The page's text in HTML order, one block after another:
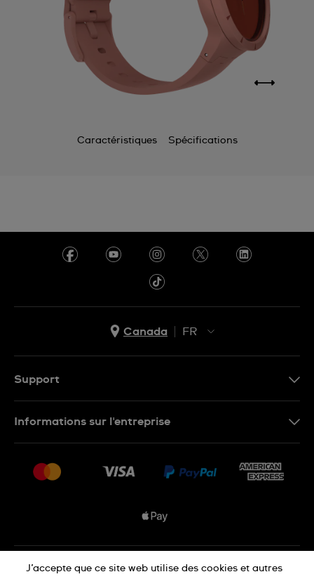
Caractéristiques Spécifications
Canada
FR
Support
Conditions De Vente
Informations sur l'entreprise
Nous rejoindre
Déclaration de confidentialité
J’accepte que ce site web utilise des cookies et autres